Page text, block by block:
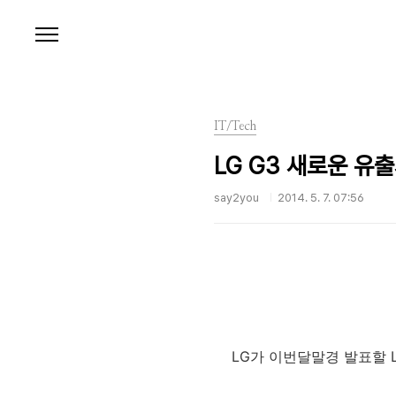
IT/Tech
LG G3 새로운 유
say2you 2014. 5. 7. 07:56
LG가 이번달말경 발표할